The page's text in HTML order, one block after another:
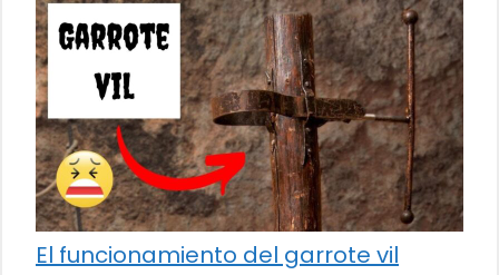
El funcionamiento del garrote vil